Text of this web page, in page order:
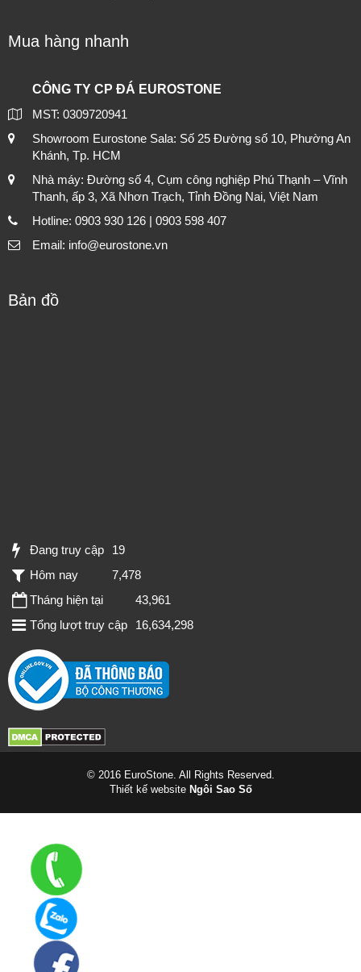
Mua hàng nhanh
CÔNG TY CP ĐÁ EUROSTONE
MST: 0309720941
Showroom Eurostone Sala: Số 25 Đường số 10, Phường An
Khánh, Tp. HCM
Nhà máy: Đường số 4, Cụm công nghiệp Phú Thạnh – Vĩnh
Thanh, ấp 3, Xã Nhơn Trạch, Tỉnh Đồng Nai, Việt Nam
Hotline: 0903 930 126 | 0903 598 407
Email: info@eurostone.vn
Bản đồ
Đang truy cập
19
Hôm nay
7,478
Tháng hiện tại
43,961
Tổng lượt truy cập
16,634,298
© 2016 EuroStone. All Rights Reserved.
Thiết kế website Ngôi Sao Số